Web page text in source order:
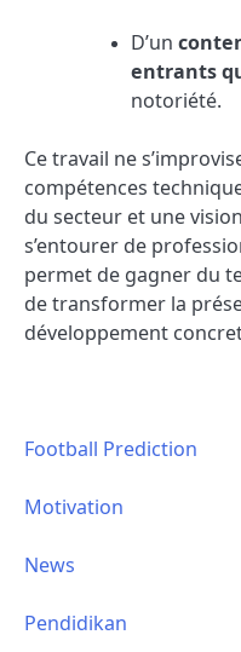
D’un
entrants
notoriété.
Ce travail ne
compétences
du secteur et une
s’entourer de
permet de gagner du
de transformer la
développement
Football Prediction
Motivation
News
Pendidikan